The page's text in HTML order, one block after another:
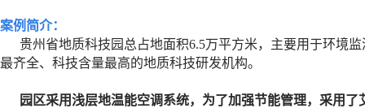
案例简介：
贵州省地质科技园总占地面积6.5万平方米，主要用于环境
最齐全、科技含量最高的地质科技研发机构。
园区采用浅层地温能空调系统，为了加强节能管理，采用